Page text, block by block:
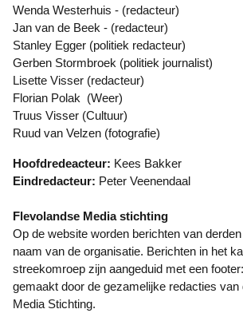
Wenda Westerhuis - (redacteur)
Jan van de Beek - (redacteur)
Stanley Egger (politiek redacteur)
Gerben Stormbroek (politiek journalist)
Lisette Visser (redacteur)
Florian Polak (Weer)
Truus Visser (Cultuur)
Ruud van Velzen (fotografie)
Hoofdredeacteur: Kees Bakker
Eindredacteur: Peter Veenendaal
Flevolandse Media stichting
Op de website worden berichten van
naam van de organisatie. Berichten in het
streekomroep zijn aangeduid met een
gemaakt door de gezamelijke redacties van
Media Stichting.